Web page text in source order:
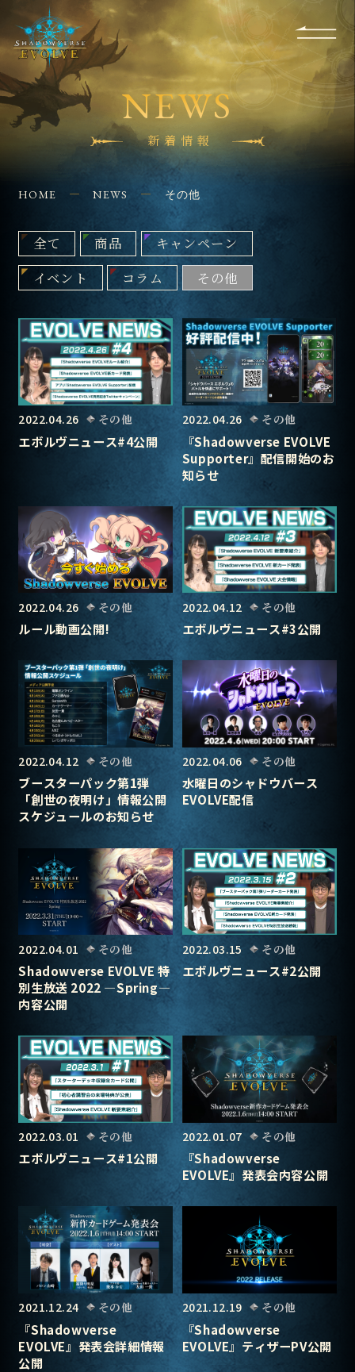
Q&A
SHOPS
CONTACT
NEWS
新着情報
HOME NEWS その他
全て 商品
キャンペーン
イベント
コラム その他
2022.04.26 その他
エボルヴニュース#4公開
2022.04.26 その他
『Shadowverse EVOLVE
Supporter』配信開始のお
知らせ
2022.04.26 その他
ルール動画公開!
2022.04.12 その他
エボルヴニュース#3公開
2022.04.12 その他
ブースターパック第1弾
「創世の夜明け」情報公開
スケジュールのお知らせ
2022.04.06 その他
水曜日のシャドウバース
EVOLVE配信
2022.04.01 その他
Shadowverse EVOLVE 特
別生放送 2022 ―Spring―
内容公開
2022.03.15 その他
エボルヴニュース#2公開
2022.03.01 その他
エボルヴニュース#1公開
2022.01.07 その他
『Shadowverse
EVOLVE』発表会内容公開
2021.12.24 その他
『Shadowverse
EVOLVE』発表会詳細情報
公開
2021.12.19 その他
『Shadowverse
EVOLVE』ティザーPV公開